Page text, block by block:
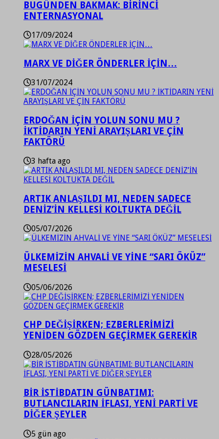
BUGÜNDEN BAKMAK: BİRİNCİ
ENTERNASYONAL
17/09/2024
MARX VE DİĞER ÖNDERLER İÇİN…
31/07/2024
ERDOĞAN İÇİN YOLUN SONU MU ?
İKTİDARIN YENİ ARAYIŞLARI VE ÇİN
FAKTÖRÜ
3 hafta ago
ARTIK ANLAŞILDI MI, NEDEN SADECE
DENİZ’İN KELLESİ KOLTUKTA DEĞİL
05/07/2026
ÜLKEMİZİN AHVALİ VE YİNE “SARI ÖKÜZ”
MESELESİ
05/06/2026
CHP DEĞİŞİRKEN; EZBERLERİMİZİ
YENİDEN GÖZDEN GEÇİRMEK GEREKİR
28/05/2026
BİR İSTİBDATIN GÜNBATIMI:
BUTLANCILARIN İFLASI, YENİ PARTİ VE
DİĞER ŞEYLER
5 gün ago